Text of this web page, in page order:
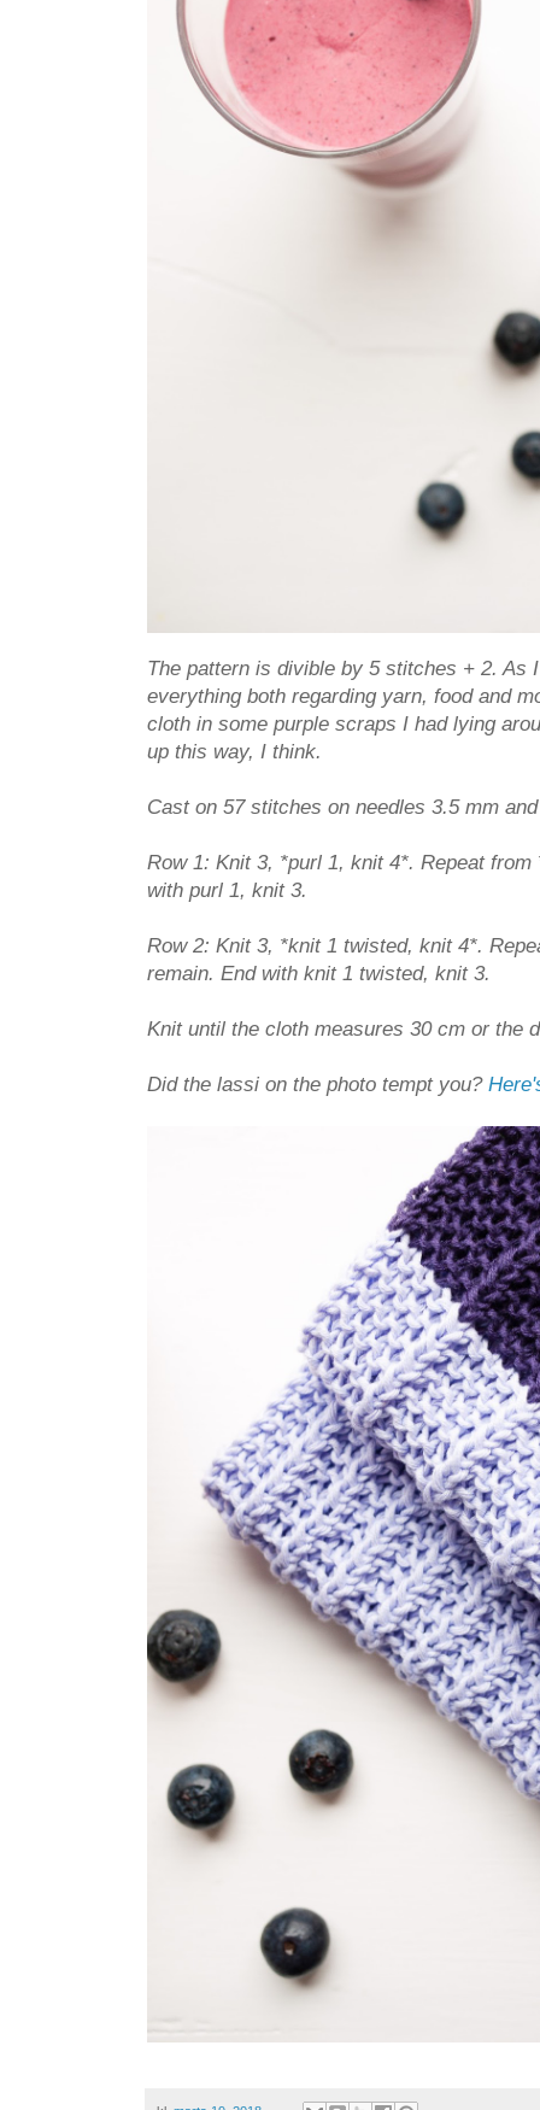
The pattern is divible by 5 stitches + 2. As
everything both regarding yarn, food and
cloth in some purple scraps I had lying
up this way, I think.
Cast on 57 stitches on needles 3.5 mm
Row 1: Knit 3, *purl 1, knit 4*. Repeat
with purl 1, knit 3.
Row 2: Knit 3, *knit 1 twisted, knit 4*.
remain. End with knit 1 twisted, knit 3.
Knit until the cloth measures 30 cm or the
Did the lassi on the photo tempt you?